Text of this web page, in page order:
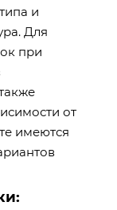
и
Для
при
от
имеются